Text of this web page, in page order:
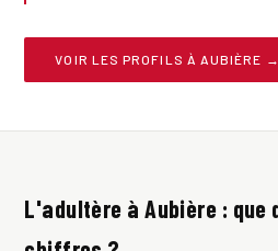
VOIR LES PROFILS À AUBIÈRE →
L'adultère à Aubière : que